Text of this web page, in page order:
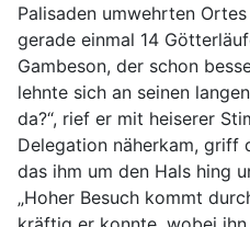
Palisaden umwehrten
gerade einmal 14
Gambeson, der schon
lehnte sich an seinen
da?“, rief er mit heiserer
Delegation näherkam, griff
das ihm um den Hals hing
„Hoher Besuch kommt